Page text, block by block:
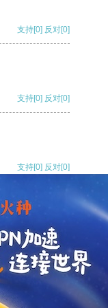
支持[0] 反对[0]
支持[0] 反对[0]
支持[0] 反对[0]
支持[0] 反对
支持